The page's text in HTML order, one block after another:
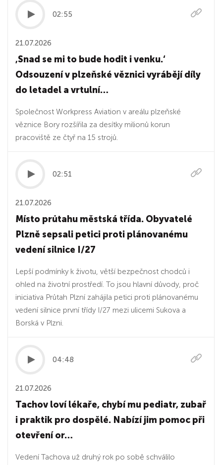
02:55
21.07.2026
‚Snad se mi to bude hodit i venku.‘
Odsouzení v plzeňské věznici vyrábějí díly
do letadel a vrtulní…
Společnost Workpress Aviation v areálu plzeňské
věznice Bory rozšířila za desítky milionů korun
pracoviště ze čtyř na 15 strojů.
02:51
21.07.2026
Místo průtahu městská třída. Obyvatelé
Plzně sepsali petici proti plánovanému
vedení silnice I/27
Lepší podmínky k životu, větší bezpečnost chodců i
ohled na životní prostředí. To jsou hlavní důvody, proč
iniciativa Průtah Plzní zahájila petici proti plánovanému
vedení silnice první třídy I/27 mezi ulicemi Sukova a
Borská v Plzni.
04:48
21.07.2026
Tachov loví lékaře, chybí mu pediatr, zubař
i praktik pro dospělé. Nabízí jim pomoc při
otevření or…
Vedení Tachova už druhý rok po sobě schválilo